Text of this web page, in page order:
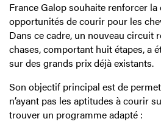
France Galop souhaite renforcer la
opportunités de courir pour les
Dans ce cadre, un nouveau circuit
chases, comportant huit étapes, a
sur des grands prix déjà existants.
Son objectif principal est de
n’ayant pas les aptitudes à courir
trouver un programme adapté :